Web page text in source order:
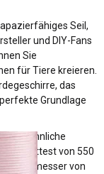
Seil,
und DIY-Fans
Sie
für Tiere kreieren.
das
Grundlage
von 550
Durchmesser von